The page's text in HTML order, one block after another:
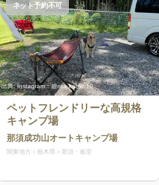
出典:Instagram：@risa.kame.10
ネット予約不可
ペットフレンドリーな高規格
キャンプ場
那須成功山オートキャンプ場
関東地方 栃木県 那須・板室